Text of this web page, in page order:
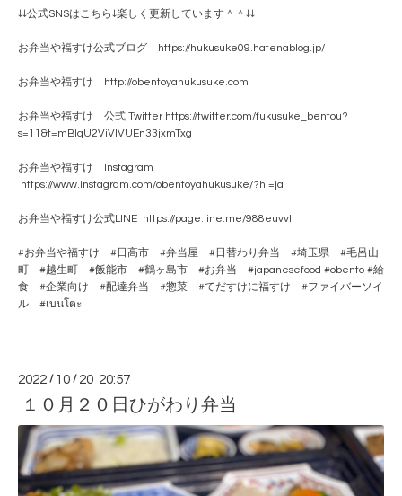
↓↓公式SNSはこちら↓楽しく更新しています＾＾↓↓
お弁当や福すけ公式ブログ https://hukusuke09.hatenablog.jp/
お弁当や福すけ http://obentoyahukusuke.com
お弁当や福すけ 公式 Twitter https://twitter.com/fukusuke_bentou?
s=11&t=mBlqU2ViVlVUEn33jxmTxg
お弁当や福すけ Instagram
https://www.instagram.com/obentoyahukusuke/?hl=ja
お弁当や福すけ公式LINE https://page.line.me/988euvvt
#お弁当や福すけ #日高市 #弁当屋 #日替わり弁当 #埼玉県 #毛呂山
町 #越生町 #飯能市 #鶴ヶ島市 #お弁当 #japanesefood #obento #給
食 #企業向け #配達弁当 #惣菜 #てだすけに福すけ #ファイバーソイ
ル #เบนโตะ
2022 / 10 / 20 20:57
１０月２０日ひがわり弁当